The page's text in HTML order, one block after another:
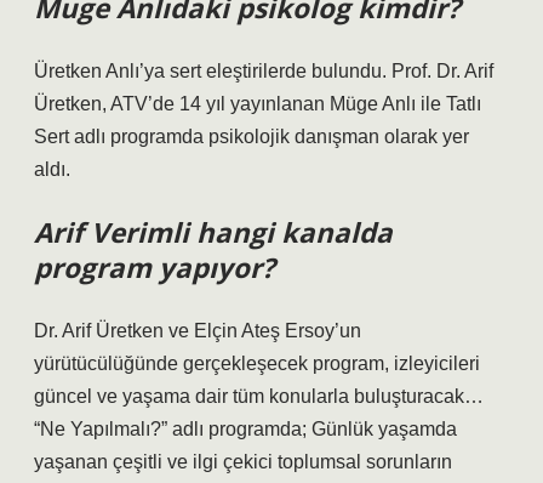
Muge Anlıdaki psikolog kimdir?
Üretken Anlı’ya sert eleştirilerde bulundu. Prof. Dr. Arif
Üretken, ATV’de 14 yıl yayınlanan Müge Anlı ile Tatlı
Sert adlı programda psikolojik danışman olarak yer
aldı.
Arif Verimli hangi kanalda
program yapıyor?
Dr. Arif Üretken ve Elçin Ateş Ersoy’un
yürütücülüğünde gerçekleşecek program, izleyicileri
güncel ve yaşama dair tüm konularla buluşturacak…
“Ne Yapılmalı?” adlı programda; Günlük yaşamda
yaşanan çeşitli ve ilgi çekici toplumsal sorunların